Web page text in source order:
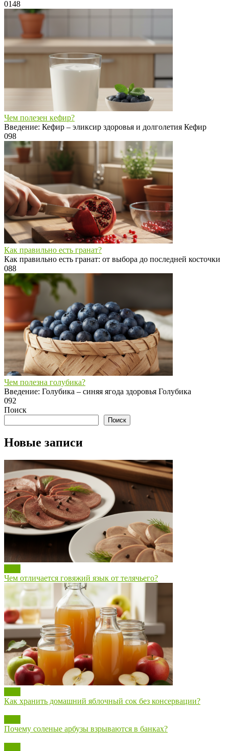
0148
Чем полезен кефир?
Введение: Кефир – эликсир здоровья и долголетия Кефир
098
Как правильно есть гранат?
Как правильно есть гранат: от выбора до последней косточки
088
Чем полезна голубика?
Введение: Голубика – синяя ягода здоровья Голубика
092
Поиск
Поиск
Новые записи
Чем отличается говяжий язык от телячьего?
Как хранить домашний яблочный сок без консервации?
Почему соленые арбузы взрываются в банках?